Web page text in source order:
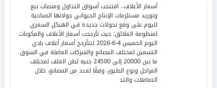
أسعار الأعلاف.. افتتحت أسواق التداول ومنصات بيع
وتوريد مستلزمات الإنتاج الحيواني جولاتها الصباحية
لليوم على وقع تحولات جديدة في الهيكل السعري
لمنظومة العلائق؛ حيث تأرجحت أسعار الأعلاف والمكونات
اليوم الخميس 4-6-2026 لتتأرجح أسعار أعلاف بادي
التسمين لمختلف المصانع والشركات العاملة في السوق
ما بين 20000 إلى 24500 جنيه لطن العلف لمختلف
المراحل ونوع الطيور، وفقًا لعدد من المصانع، خلال
التعاملات والتد